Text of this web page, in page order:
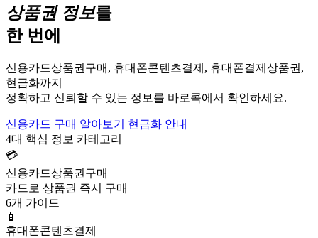
상품권 정보를
한 번에
신용카드상품권구매, 휴대폰콘텐츠결제, 휴대폰결제상품권,
현금화까지
정확하고 신뢰할 수 있는 정보를 바로콕에서 확인하세요.
신용카드 구매 알아보기
현금화 안내
4대 핵심 정보 카테고리
💳
신용카드상품권구매
카드로 상품권 즉시 구매
6개 가이드
📱
휴대폰콘텐츠결제